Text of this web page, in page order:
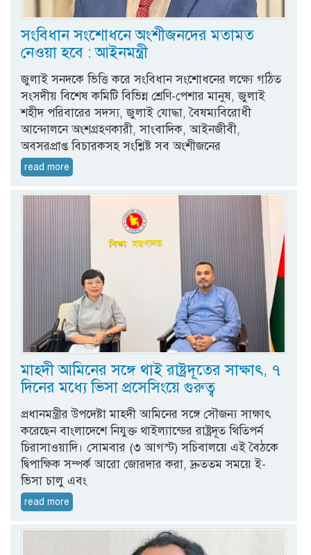
সংবিধান সংশোধনে অংশীজনদের মতামত
নেওয়া হবে : আইনমন্ত্রী
জুলাই সনদকে ভিত্তি করে সংবিধান সংশোধনের লক্ষ্যে গঠিত
সংসদীয় বিশেষ কমিটি বিভিন্ন শ্রেণি-পেশার মানুষ, জুলাই
শহীদ পরিবারের সদস্য, জুলাই যোদ্ধা, বৈষম্যবিরোধী
আন্দোলনে অংশগ্রহণকারী, সাংবাদিক, আইনজীবী,
অবসরপ্রাপ্ত বিচারকসহ সংশ্লিষ্ট সব অংশীজনের
read more
মাহ্দী আমিনের সঙ্গে থাই রাষ্ট্রদূতের সাক্ষাৎ, ৭
দিনের মধ্যে ভিসা প্রসেসিংয়ে গুরুত্ব
প্রধানমন্ত্রীর উপদেষ্টা মাহ্দী আমিনের সঙ্গে সৌজন্য সাক্ষাৎ
করেছেন বাংলাদেশে নিযুক্ত থাইল্যান্ডের রাষ্ট্রদূত থিতিপর্ন
চিরাসাওয়াদি। সোমবার (৩ আগস্ট) সচিবালয়ে এই বৈঠকে
দ্বিপাক্ষিক সম্পর্ক আরো জোরদার করা, দ্রুততম সময়ে ই-
ভিসা চালু এবং
read more